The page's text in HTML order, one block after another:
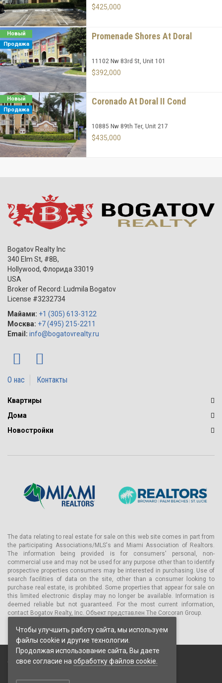
$425,000
Новый
Продажа
Promenade Shores At Doral
11102 Nw 83rd St, Unit 101
$392,000
Новый
Продажа
Coronado At Doral II Cond
10885 Nw 89th Ter, Unit 217
$435,000
Bogatov Realty Inc
340 Elm St, #8B,
Hollywood, Флорида 33019
USA
Broker of Record: Ludmila Bogatov
License #3232734
Майами: +1 (305) 613-3122
Москва: +7 (495) 215-2211
Email: info@bogatovrealty.ru
О нас Контакты
Квартиры
Дома
Новостройки
The data relating to real estate for sale on this web site comes in part from
the participating Associations/MLS's and Miami Association of Realtors.
The information being provided is for consumers' personal, non-
commercial use and may not be used for any purpose other than to identify
prospective properties consumers may be interested in purchasing. Use of
search facilities of data on the site, other than a consumer looking to
purchase real estate, is prohibited. Some properties that appear for sale on
this limited electronic display may no longer be available. Information is
deemed reliable but not guaranteed. For the most current information,
contact Bogatov Realty, Inc. Объект представлен The Corcoran Group.
Чтобы улучшить работу сайта, мы используем
файлы cookie и другие технологии.
Продолжая использование сайта, Вы даете
свое согласие на обработку файлов cookie.
© 2026 Bogatov Realty Inc. Все права защищены.